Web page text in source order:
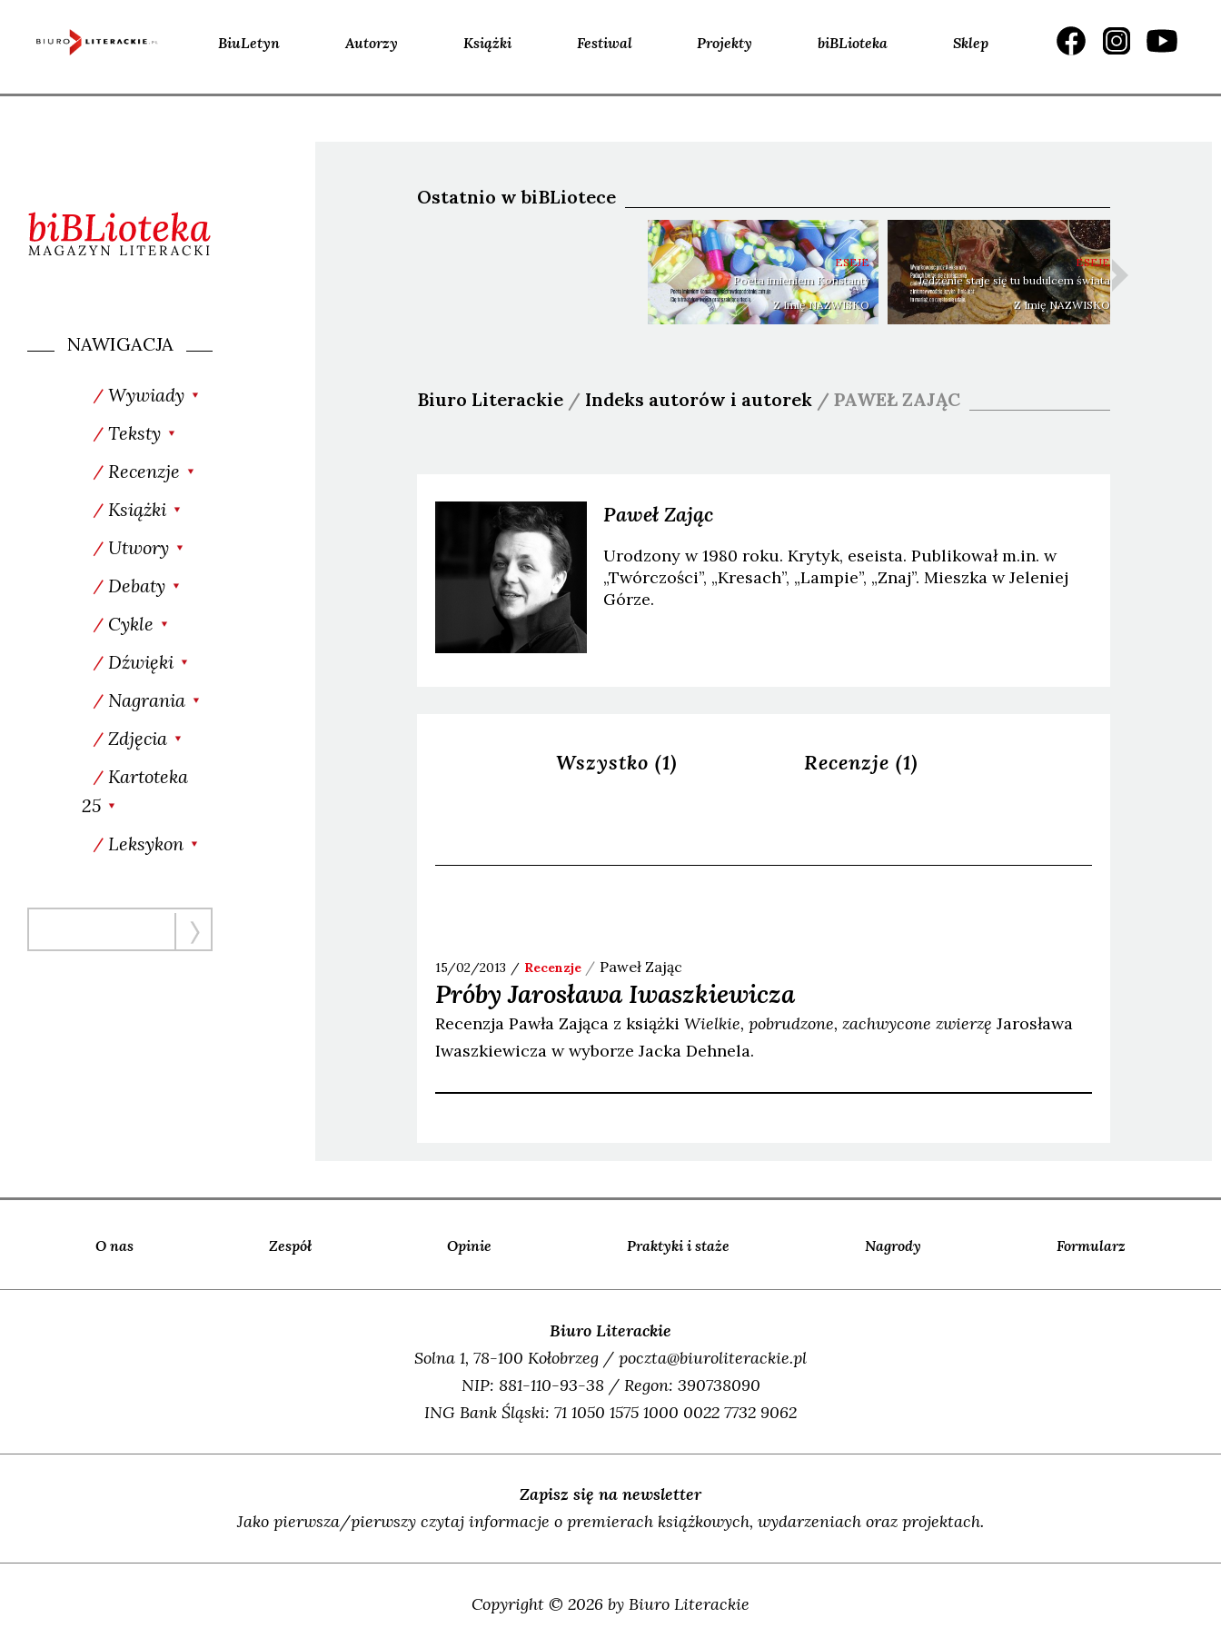
BiuLetyn Autorzy Książki Festiwal Projekty biBLioteka Sklep
NAWIGACJA
Wywiady
Teksty
Recenzje
Książki
Utwory
Debaty
Cykle
Dźwięki
Nagrania
Zdjęcia
Kartoteka
25
Leksykon
Ostatnio w biBLiotece
ESEJE
Poeta imieniem Konstanty
Z Imię NAZWISKO
ESEJE
Jedzenie staje się tu budulcem świata
Z Imię NAZWISKO
Biuro Literackie / Indeks autorów i autorek / PAWEŁ ZAJĄC
PawełZając
Urodzony w 1980 roku. Krytyk, eseista. Publikował m.in. w
„Twórczości”, „Kresach”, „Lampie”, „Znaj”. Mieszka w Jeleniej
Górze.
Wszystko (1) Recenzje (1)
15/02/2013 Recenzje PawełZając
Próby Jarosława Iwaszkiewicza
Recenzja Pawła Zająca z książki Wielkie, pobrudzone, zachwycone zwierzę Jarosława
Iwaszkiewicza w wyborze Jacka Dehnela.
O nas Zespół Opinie Praktyki i staże Nagrody Formularz
Biuro Literackie
Solna 1, 78-100 Kołobrzeg / poczta@biuroliterackie.pl
NIP: 881-110-93-38 / Regon: 390738090
ING Bank Śląski: 71 1050 1575 1000 0022 7732 9062
Zapisz się na newsletter
Jako pierwsza/pierwszy czytaj informacje o premierach książkowych, wydarzeniach oraz projektach.
Copyright © 2026 by Biuro Literackie